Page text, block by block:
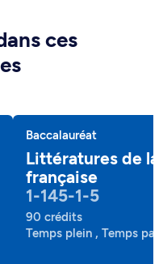
ces
Baccalauréat
Littératures de
française
1-145-1-5
90 crédits
Temps plein , Temps